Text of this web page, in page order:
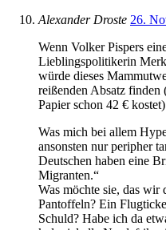
Alexander Droste 26.
Wenn Volker Pispers
Lieblingspolitikerin
würde dieses
reißenden Absatz finden
Papier schon 42 €
Was mich bei allem
ansonsten nur peripher
Deutschen haben eine
Migranten.“
Was möchte sie, das
Pantoffeln? Ein
Schuld? Habe ich da